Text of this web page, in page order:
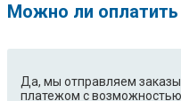
Можно ли оплатить
Да, мы отправляем
платежом с